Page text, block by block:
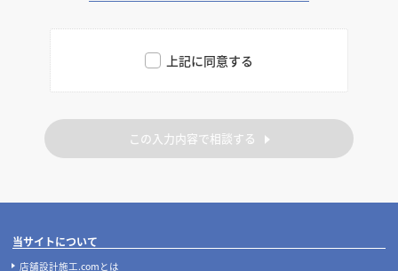
上記に同意する
この入力内容で相談する
当サイトについて
店舗設計施工.comとは